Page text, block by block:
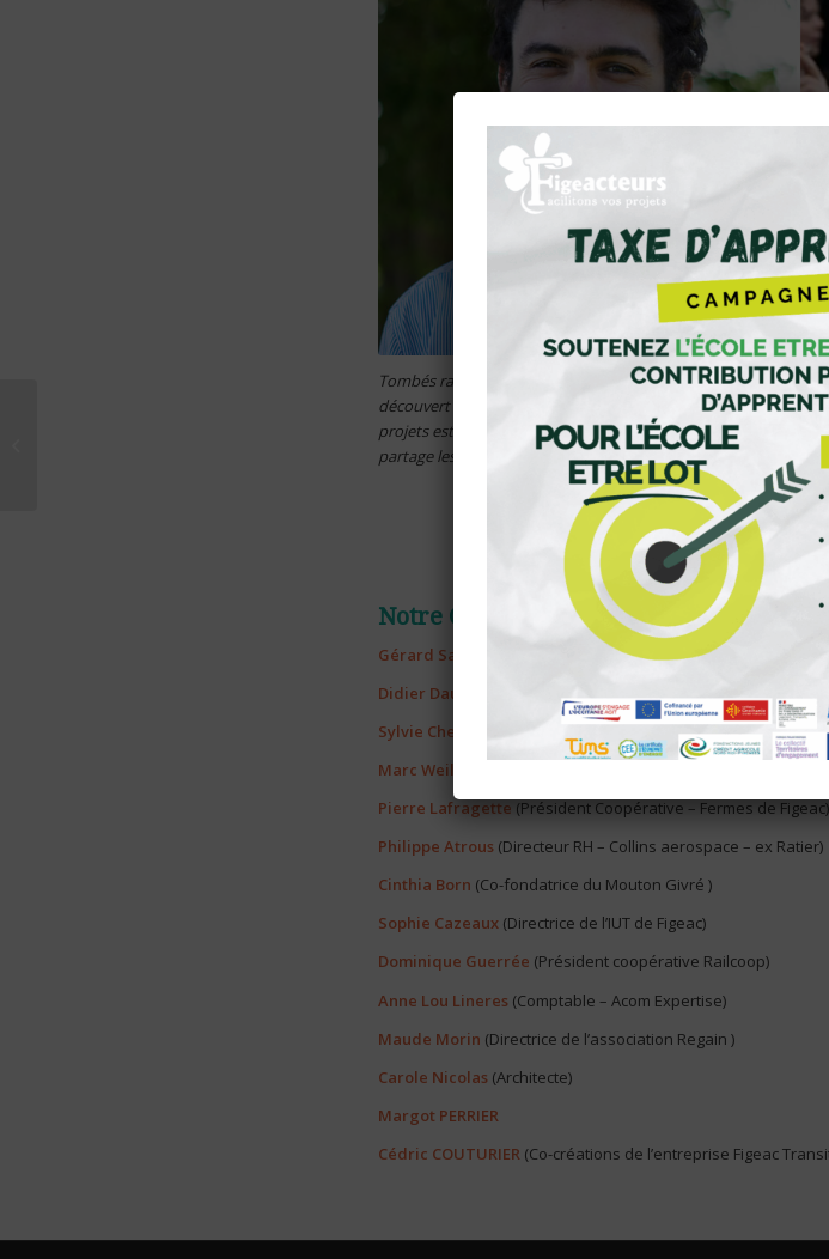
Tombés raides dingues du Lot et plus particulièrement de
découvert la force d’un territoire engagé. Ce réseau associatif,
projets est une source d’inspiration. Intégrer le CA de
partage les valeurs et les rêves.
Notre Conseil d’Administration est
Gérard Sabut
(Chef entreprise )
Didier Dautriche
Président
(Retraité – ex directeur
Sylvie Chevalier
Secrétaire(Consultante – ex directrice
Marc Weiler
Pierre Lafragette (Président Coopérative – Fermes de Figeac)
Philippe Atrous (Directeur RH – Collins aerospace – ex Ratier)
Cinthia Born (Co-fondatrice du Mouton Givré )
Sophie Cazeaux (Directrice de l’IUT de Figeac)
Dominique Guerrée (Président coopérative Railcoop)
Anne Lou Lineres (Comptable – Acom Expertise)
Maude Morin (Directrice de l’association Regain )
Carole Nicolas (Architecte)
Margot PERRIER
Cédric COUTURIER (Co-créations de l’entreprise Figeac